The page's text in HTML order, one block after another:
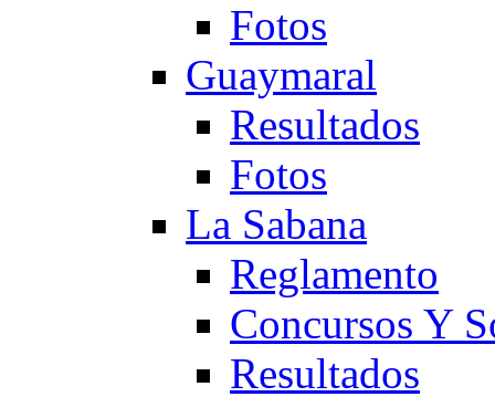
Fotos
Guaymaral
Resultados
Fotos
La Sabana
Reglamento
Concursos Y
Resultados